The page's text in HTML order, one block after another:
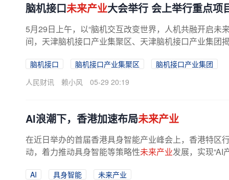
脑机接口未来产业大会举行 会上举行重点项
5月29日上午，以“脑机交互改变世界，人机共融开启未
间，天津脑机接口产业集聚区、天津脑机接口产业集团
脑机接口 脑机接口产业集聚区
脑机接口产业集团
人民财讯
赖小风 05-29 20:19
AI浪潮下，香港加速布局未来产业
在近日举办的首届香港具身智能产业峰会上，香港特区
动，着力推动具身智能等策略性未来产业发展，实现“AI
AI 具身智能
未来产业